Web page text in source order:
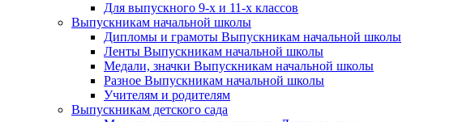
Для выпускного 9-х и 11-х классов
Выпускникам начальной школы
Дипломы и грамоты Выпускникам начальной школы
Ленты Выпускникам начальной школы
Медали, значки Выпускникам начальной школы
Разное Выпускникам начальной школы
Учителям и родителям
Выпускникам детского сада